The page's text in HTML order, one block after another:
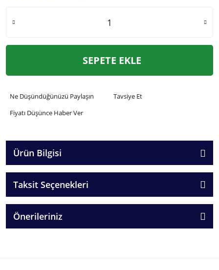
SEPETE EKLE
Ne Düşündüğünüzü Paylaşın
Tavsiye Et
Fiyatı Düşünce Haber Ver
Ürün Bilgisi
Taksit Seçenekleri
Önerileriniz